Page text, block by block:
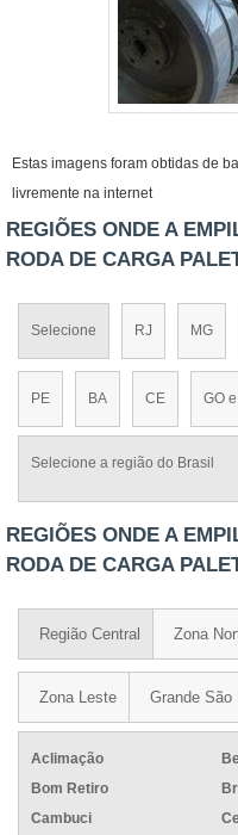
Estas imagens foram obtidas de
livremente na internet
REGIÕES ONDE A
RODA DE CARGA
Selecione RJ MG
PE BA CE GO
Selecione a região do Brasil
REGIÕES ONDE A
RODA DE CARGA
Região Central Zona
Zona Leste Grande São
Aclimação
Bom Retiro
Cambuci